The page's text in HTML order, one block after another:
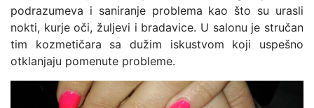
podrazumeva i saniranje problema kao što su urasli
nokti, kurje oči, žuljevi i bradavice. U salonu je stručan
tim kozmetičara sa dužim iskustvom koji uspešno
otklanjaju pomenute probleme.